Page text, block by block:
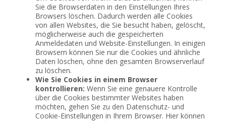
Sie die Browserdaten in den Einstellungen Ihres
Browsers löschen. Dadurch werden alle Cookies
von allen Websites, die Sie besucht haben, gelöscht,
möglicherweise auch die gespeicherten
Anmeldedaten und Website-Einstellungen. In einigen
Browsern können Sie nur die Cookies und ähnliche
Daten löschen, ohne den gesamten Browserverlauf
zu löschen.
Wie Sie Cookies in einem Browser
kontrollieren: Wenn Sie eine genauere Kontrolle
über die Cookies bestimmter Websites haben
möchten, gehen Sie zu den Datenschutz- und
Cookie-Einstellungen in Ihrem Browser. Hier können